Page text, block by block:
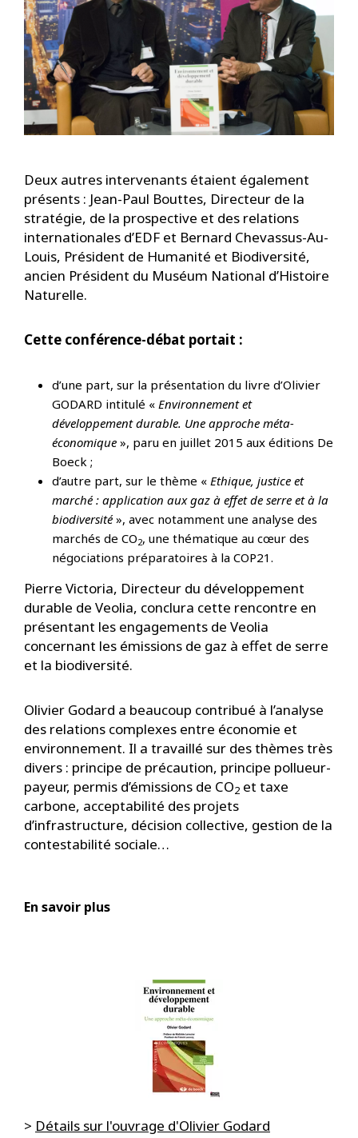
Deux autres intervenants étaient également
présents : Jean-Paul Bouttes, Directeur de la
stratégie, de la prospective et des relations
internationales d’EDF et Bernard Chevassus-Au-
Louis, Président de Humanité et Biodiversité,
ancien Président du Muséum National d’Histoire
Naturelle.
​Cette conférence-débat portait :
d’une part, sur la présentation du livre d’Olivier
GODARD intitulé « Environnement et
développement durable. Une approche méta-
économique », paru en juillet 2015 aux éditions De
Boeck ;
d’autre part, sur le thème « Ethique, justice et
marché : application aux gaz à effet de serre et à la
biodiversité», avec notamment une analyse des
marchés de CO2, une thématique au cœur des
négociations préparatoires à la COP21.
Pierre Victoria, Directeur du développement
durable de Veolia, conclura cette rencontre en
présentant les engagements de Veolia
concernant les émissions de gaz à effet de serre
et la biodiversité.
Olivier Godard a beaucoup contribué à l’analyse
des relations complexes entre économie et
environnement. Il a travaillé sur des thèmes très
divers : principe de précaution, principe pollueur-
payeur, permis d’émissions de CO2 et taxe
carbone, acceptabilité des projets
d’infrastructure, décision collective, gestion de la
contestabilité sociale…
En savoir plus
> Détails sur l'ouvrage d'Olivier Godard